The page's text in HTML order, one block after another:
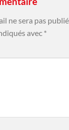
ne sera pas
avec *